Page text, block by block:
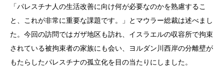
「パレスチナ人の生活改善に向け何が必要なのかを熟慮するこ
と、これが非常に重要な課題です。」とマウラー総裁は述べまし
た。今回の訪問ではガザ地区も訪れ、イスラエルの収容所で拘束
されている被拘束者の家族にも会い、ヨルダン川西岸の分離壁が
もたらしたパレスチナの孤立化を目の当たりにしました。